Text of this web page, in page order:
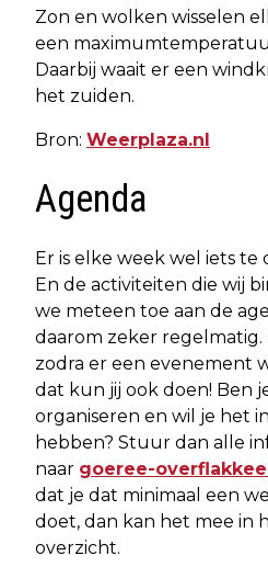
Zon en wolken wisselen
een
Daarbij waait er een
het zuiden.
Bron: Weerplaza.nl
Agenda
Er is elke week wel iets te
En de activiteiten die wij
we meteen toe aan de
daarom zeker
zodra er een evenement
dat kun jij ook doen! Ben
organiseren en wil je het
hebben? Stuur dan alle
naar goeree-
dat je dat minimaal een
doet, dan kan het mee in
overzicht.